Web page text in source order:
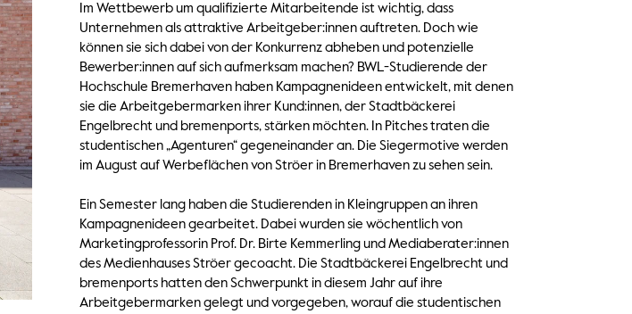
Im Wettbewerb um qualifizierte Mitarbeitende ist wichtig, dass
Unternehmen als attraktive Arbeitgeber:innen auftreten. Doch wie
können sie sich dabei von der Konkurrenz abheben und potenzielle
Bewerber:innen auf sich aufmerksam machen? BWL-Studierende der
Hochschule Bremerhaven haben Kampagnenideen entwickelt, mit denen
sie die Arbeitgebermarken ihrer Kund:innen, der Stadtbäckerei
Engelbrecht und bremenports, stärken möchten. In Pitches traten die
studentischen „Agenturen“ gegeneinander an. Die Siegermotive werden
im August auf Werbeflächen von Ströer in Bremerhaven zu sehen sein.
Ein Semester lang haben die Studierenden in Kleingruppen an ihren
Kampagnenideen gearbeitet. Dabei wurden sie wöchentlich von
Marketingprofessorin Prof. Dr. Birte Kemmerling und Mediaberater:innen
des Medienhauses Ströer gecoacht. Die Stadtbäckerei Engelbrecht und
bremenports hatten den Schwerpunkt in diesem Jahr auf ihre
Arbeitgebermarken gelegt und vorgegeben, worauf die studentischen